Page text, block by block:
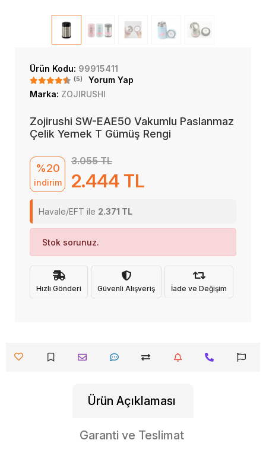
Ürün Kodu: 99915411
(5)
Yorum Yap
Marka: ZOJIRUSHI
Zojirushi SW-EAE50 Vakumlu Paslanmaz
Çelik Yemek T Gümüş Rengi
%20
indirim
3.055 TL
2.444 TL
Havale/EFT ile 2.371 TL
Stok sorunuz.
Hızlı Gönderi Güvenli Alışveriş İade ve Değişim
Ürün Açıklaması
Garanti ve Teslimat